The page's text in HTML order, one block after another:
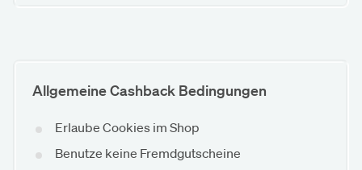
Allgemeine Cashback Bedingungen
Erlaube Cookies im Shop
Benutze keine Fremdgutscheine